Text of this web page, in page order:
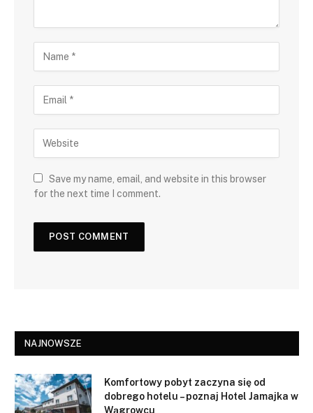
Save my name, email, and website in this browser
for the next time I comment.
NAJNOWSZE
Komfortowy pobyt zaczyna się od
dobrego hotelu – poznaj Hotel Jamajka w
Wągrowcu